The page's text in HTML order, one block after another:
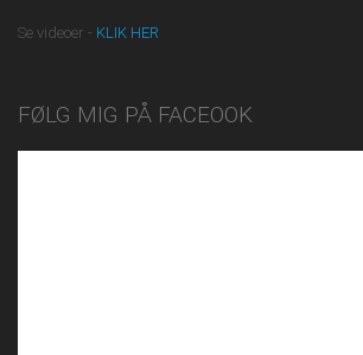
Se videoer - KLIK HER
FØLG MIG PÅ FACEOOK